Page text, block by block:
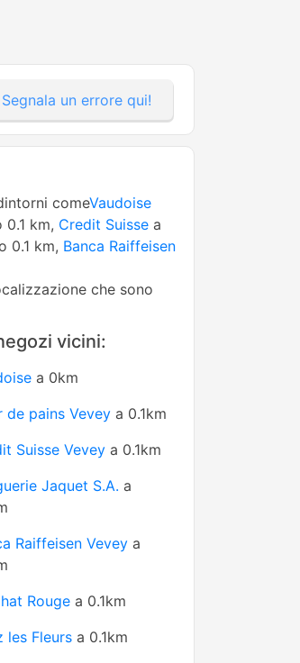
Segnala un errore qui!
comeVaudoise
0.1 km, Credit Suisse a
0.1 km, Banca Raiffeisen
che sono
vicini:
a 0km
de pains Vevey a 0.1km
Suisse Vevey a 0.1km
Jaquet S.A. a
Raiffeisen Vevey a
Rouge a 0.1km
les Fleurs a 0.1km